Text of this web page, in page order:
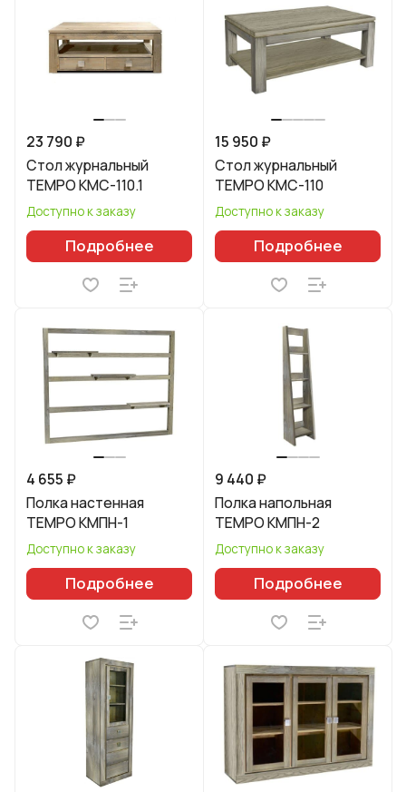
23 790 ₽
Стол журнальный
TEMPO КМС-110.1
Доступно к заказу
Подробнее
15 950 ₽
Стол журнальный
TEMPO КМС-110
Доступно к заказу
Подробнее
4 655 ₽
Полка настенная
TEMPO КМПН-1
Доступно к заказу
Подробнее
9 440 ₽
Полка напольная
TEMPO КМПН-2
Доступно к заказу
Подробнее